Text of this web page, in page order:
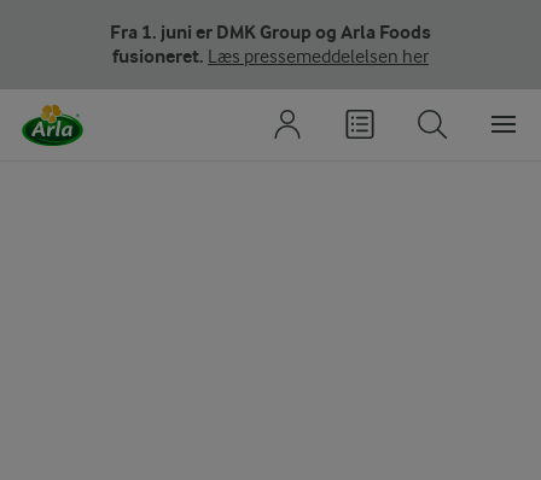
Fra 1. juni er DMK Group og Arla Foods
fusioneret. Læs pressemeddelelsen her